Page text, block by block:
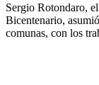
Sergio Rotondaro,
Bicentenario,
comunas, con los